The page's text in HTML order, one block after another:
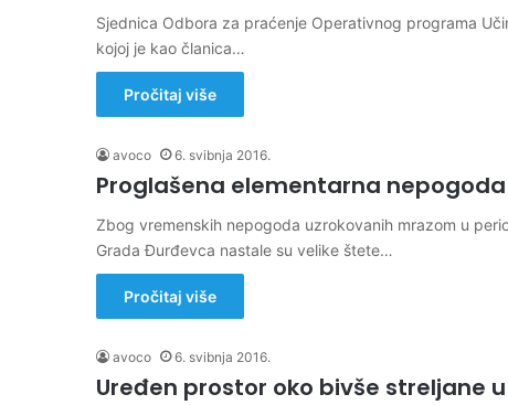
Sjednica Odbora za praćenje Operativnog programa
kojoj je kao članica…
Pročitaj više
avoco 6. svibnja 2016.
Proglašena elementarna
Zbog vremenskih nepogoda uzrokovanih mrazom u
Grada Đurđevca nastale su velike štete…
Pročitaj više
avoco 6. svibnja 2016.
Uređen prostor oko bivše streljane